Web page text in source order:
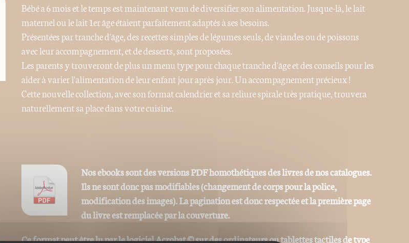
Bébé a 6 mois et le temps est maintenant venu de diversifier son alimentation. Jusque-là, le lait
maternel ou le lait 1er âge étaient parfaitement adaptés à ses besoins.
Présentées par tranche d'âge, des recettes simples de légumes seuls, de viandes ou de poissons
avec leur accompagnement, et de desserts, sont proposées.
Les parents y trouveront de plus un menu type pour chaque tranche d'âge et des conseils pour les
aider à varier l'alimentation de leur enfant jour après jour. Un accompagnement précieux !
Cette nouvelle collection, avec son format calendrier et sa reliure spirale très pratique, trouvera
naturellement sa place dans votre cuisine.
Nos ebooks sont des versions PDF homothétiques des livres de nos catalogues.
Ils ne sont donc pas modifiables (changement de corps pour la police,
modification des images). La pagination est donc respectée et la première page
du livre est remplacée par la couverture.
Ce format peut être lu par le logiciel Acrobat © sur des ordinateurs ou tablettes tactiles de type